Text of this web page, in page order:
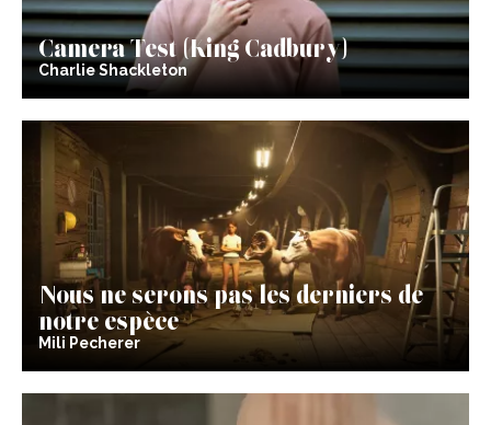
Camera Test (King Cadbury)
Charlie Shackleton
Nous ne serons pas les derniers de
notre espèce
Mili Pecherer